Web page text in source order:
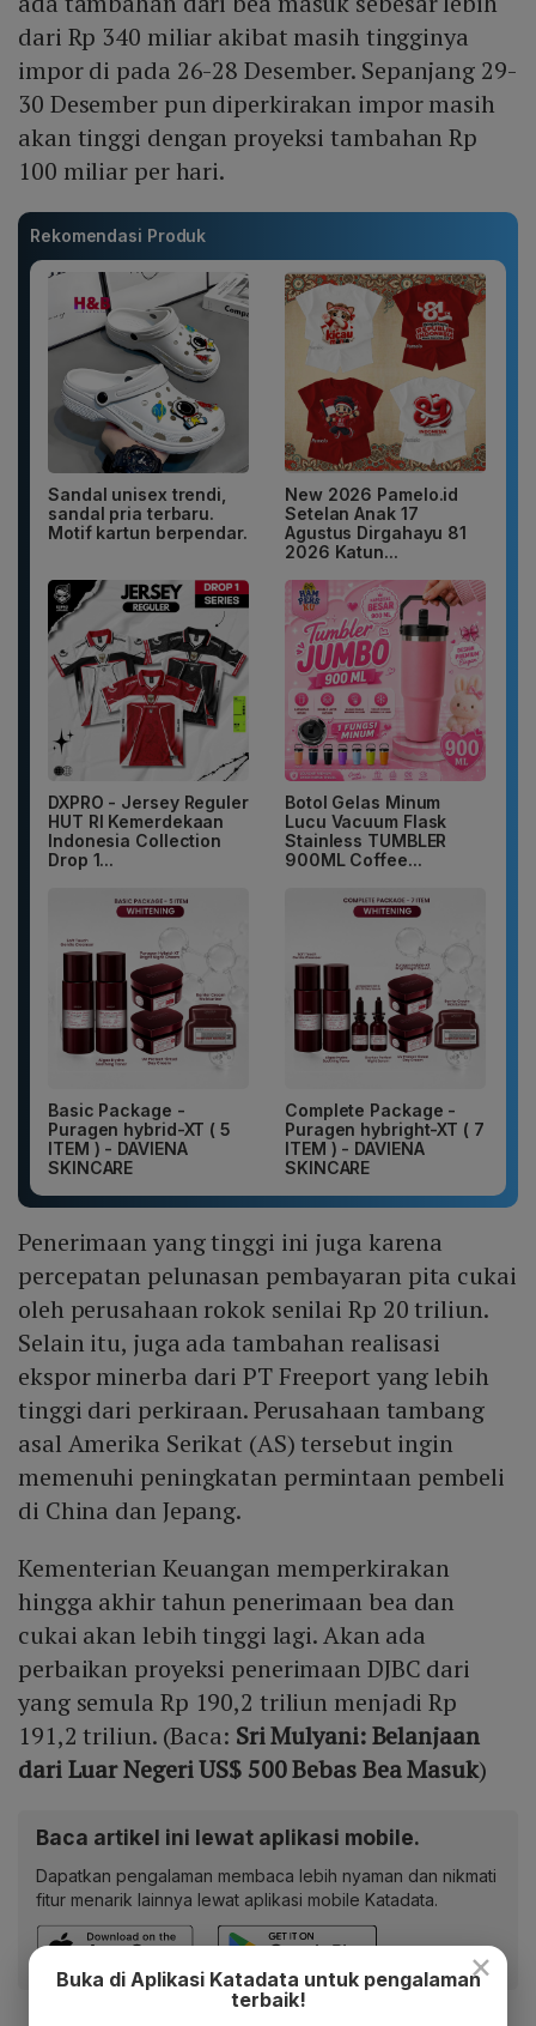
dari Rp 340 miliar akibat masih tingginya
impor di pada 26-28 Desember. Sepanjang 29-
30 Desember pun diperkirakan impor masih
akan tinggi dengan proyeksi tambahan Rp
100 miliar per hari.
Rekomendasi Produk
Sandal unisex trendi,
sandal pria terbaru.
Motif kartun berpendar.
New 2026 Pamelo.id
Setelan Anak 17
Agustus Dirgahayu 81
2026 Katun...
DXPRO - Jersey Reguler
HUT RI Kemerdekaan
Indonesia Collection
Drop 1...
Botol Gelas Minum
Lucu Vacuum Flask
Stainless TUMBLER
900ML Coffee...
Basic Package -
Puragen hybrid-XT ( 5
ITEM ) - DAVIENA
SKINCARE
Complete Package -
Puragen hybright-XT ( 7
ITEM ) - DAVIENA
SKINCARE
Penerimaan yang tinggi ini juga karena
percepatan pelunasan pembayaran pita cukai
oleh perusahaan rokok senilai Rp 20 triliun.
Selain itu, juga ada tambahan realisasi
ekspor minerba dari PT Freeport yang lebih
tinggi dari perkiraan. Perusahaan tambang
asal Amerika Serikat (AS) tersebut ingin
memenuhi peningkatan permintaan pembeli
di China dan Jepang.
Kementerian Keuangan memperkirakan
hingga akhir tahun penerimaan bea dan
cukai akan lebih tinggi lagi. Akan ada
perbaikan proyeksi penerimaan DJBC dari
yang semula Rp 190,2 triliun menjadi Rp
191,2 triliun. (Baca: Sri Mulyani: Belanjaan
dari Luar Negeri US$ 500 Bebas Bea Masuk)
Baca artikel ini lewat aplikasi mobile.
Dapatkan pengalaman membaca lebih nyaman dan nikmati
fitur menarik lainnya lewat aplikasi mobile Katadata.
×
Buka di Aplikasi Katadata untuk pengalaman
terbaik!